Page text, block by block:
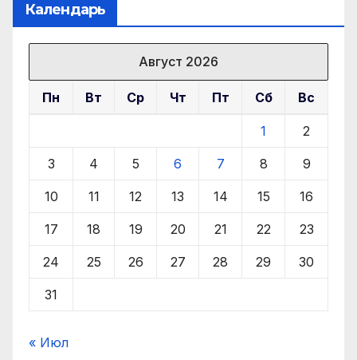
Календарь
Август 2026
Пн Вт Ср Чт Пт Сб Вс
1 2
3 4 5 6 7 8 9
10 11 12 13 14 15 16
17 18 19 20 21 22 23
24 25 26 27 28 29 30
31
« Июл